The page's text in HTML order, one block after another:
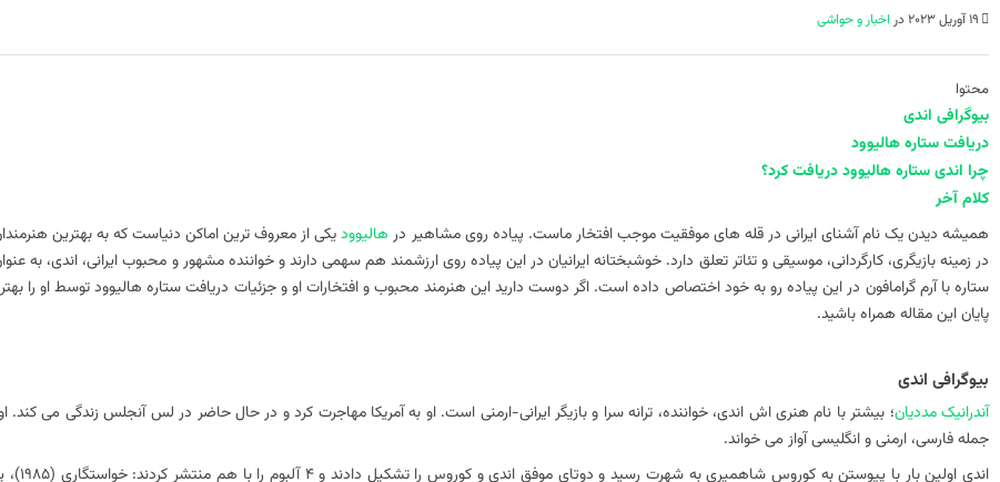
19 آوریل 2023 در اخبار و حواشی
محتوا
بیوگرافی اندی
دریافت ستاره هالیوود
چرا اندی ستاره هالیوود دریافت کرد؟
کلام آخر
همیشه دیدن یک نام آشنای ایرانی در قله های موفقیت موجب افتخار ماست. پیاده روی مشاهیر در هالیوودیکی از معروف ترین اماکن دنیاست که به بهترین
در زمینه بازیگری، کارگردانی، موسیقی و تئاتر تعلق دارد. خوشبختانه ایرانیان در این پیاده روی ارزشمند هم سهمی دارند و خواننده مشهور و محبوب ایرانی، اندی، به
ستاره با آرم گرامافون در این پیاده رو به خود اختصاص داده است. اگر دوست دارید این هنرمند محبوب و افتخارات او و جزئیات دریافت ستاره هالیوود توسط او را بهتر
پایان این مقاله همراه باشید.
بیوگرافی اندی
آندرانیک مددیان؛ بیشتر با نام هنری اش اندی، خواننده، ترانه سرا و بازیگر ایرانی-ارمنی است. او به آمریکا مهاجرت کرد و در حال حاضر در لس آنجلس زندگی می کند.
جمله فارسی، ارمنی و انگلیسی آواز می خواند.